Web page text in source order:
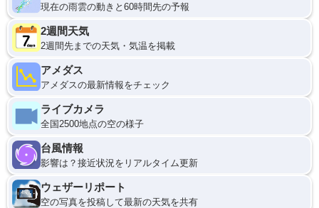
現在の雨雲の動きと60時間先の予報
2週間天気
2週間先までの天気・気温を掲載
アメダス
アメダスの最新情報をチェック
ライブカメラ
全国2500地点の空の様子
台風情報
影響は？接近状況をリアルタイム更新
ウェザーリポート
空の写真を投稿して最新の天気を共有